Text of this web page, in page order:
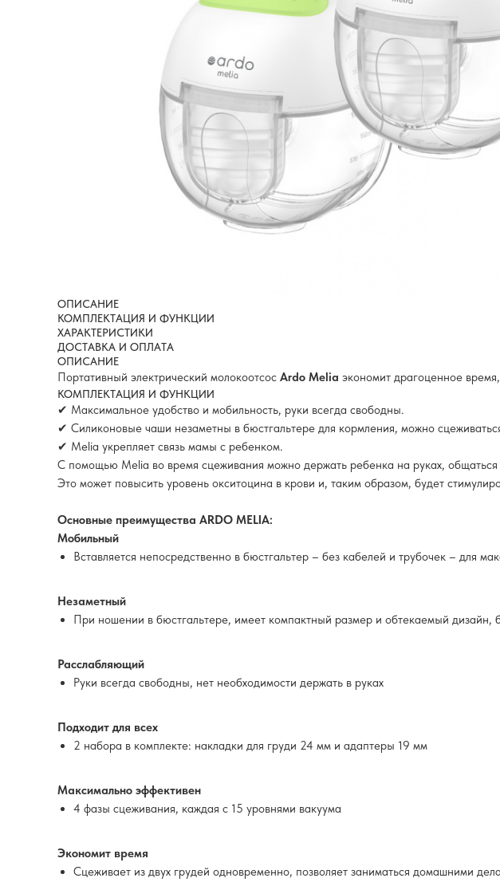
ОПИСАНИЕ
КОМПЛЕКТАЦИЯ И ФУНКЦИИ
ХАРАКТЕРИСТИКИ
ДОСТАВКА И ОПЛАТА
ОПИСАНИЕ
Портативный электрический молокоотсос Ardo Melia экономит драгоценное
КОМПЛЕКТАЦИЯ И ФУНКЦИИ
✔ Максимальное удобство и мобильность, руки всегда свободны.
✔ Силиконовые чаши незаметны в бюстгальтере для кормления, можно
✔ Melia укрепляет связь мамы с ребенком.
С помощью Melia во время сцеживания можно держать ребенка на руках, общаться
Это может повысить уровень окситоцина в крови и, таким образом, будет
Основные преимущества ARDO MELIA:
Мобильный
Вставляется непосредственно в бюстгальтер – без кабелей и трубочек – для
Незаметный
При ношении в бюстгальтере, имеет компактный размер и обтекаемый дизайн,
Расслабляющий
Руки всегда свободны, нет необходимости держать в руках
Подходит для всех
2 набора в комплекте: накладки для груди 24 мм и адаптеры 19 мм
Максимально эффективен
4 фазы сцеживания, каждая с 15 уровнями вакуума
Экономит время
Сцеживает из двух грудей одновременно, позволяет заниматься домашними